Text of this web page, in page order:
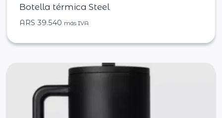
Botella térmica Steel
ARS 39.540 más IVA